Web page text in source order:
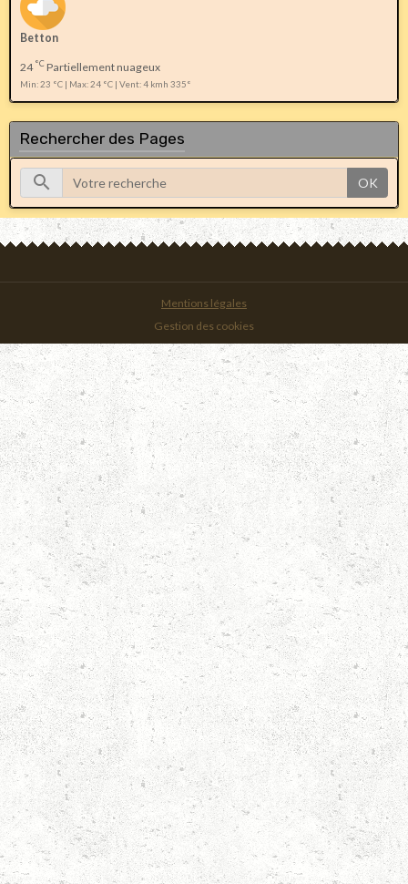
Betton
24 °CPartiellement nuageux
Min: 23 °C | Max: 24 °C | Vent: 4 kmh 335°
Rechercher des Pages
OK
Mentions légales
Gestion des cookies